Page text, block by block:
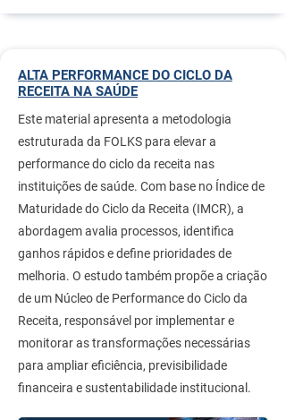
ALTA PERFORMANCE DO CICLO DA
RECEITA NA SAÚDE
Este material apresenta a metodologia
estruturada da FOLKS para elevar a
performance do ciclo da receita nas
instituições de saúde. Com base no Índice de
Maturidade do Ciclo da Receita (IMCR), a
abordagem avalia processos, identifica
ganhos rápidos e define prioridades de
melhoria. O estudo também propõe a criação
de um Núcleo de Performance do Ciclo da
Receita, responsável por implementar e
monitorar as transformações necessárias
para ampliar eficiência, previsibilidade
financeira e sustentabilidade institucional.